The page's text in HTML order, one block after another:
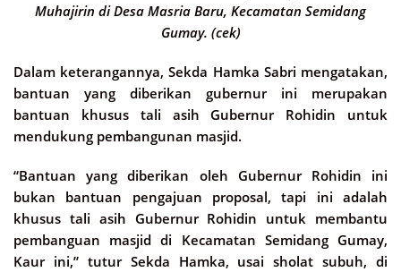
Muhajirin di Desa Masria Baru, Kecamatan Semidang
Gumay. (cek)
Dalam keterangannya, Sekda Hamka Sabri mengatakan,
bantuan yang diberikan gubernur ini merupakan
bantuan khusus tali asih Gubernur Rohidin untuk
mendukung pembangunan masjid.
“Bantuan yang diberikan oleh Gubernur Rohidin ini
bukan bantuan pengajuan proposal, tapi ini adalah
khusus tali asih Gubernur Rohidin untuk membantu
pembanguan masjid di Kecamatan Semidang Gumay,
Kaur ini,” tutur Sekda Hamka, usai sholat subuh, di